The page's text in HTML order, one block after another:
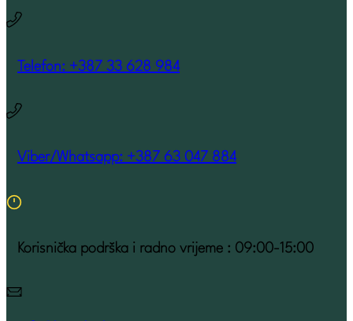
Telefon: +387 33 628 984
Viber/Whatsapp: +387 63 047 884
Korisnička podrška i radno vrijeme : 09:00-15:00